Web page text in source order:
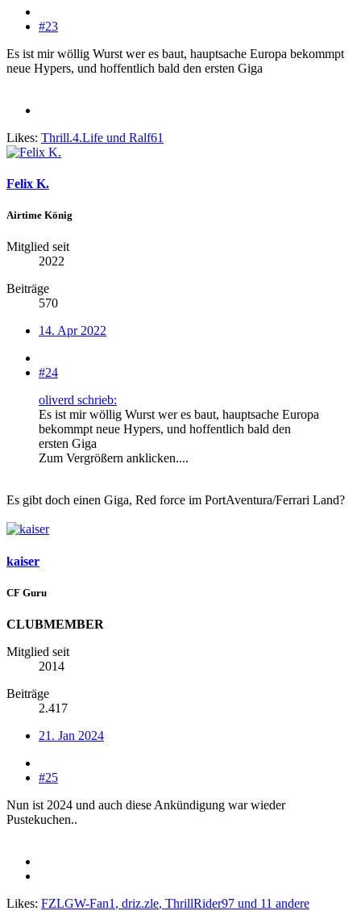
#23
Es ist mir wöllig Wurst wer es baut, hauptsache Europa bekommpt
neue Hypers, und hoffentlich bald den ersten Giga
Likes: Thrill.4.Life und Ralf61
Felix K.
Airtime König
Mitglied seit
2022
Beiträge
570
14. Apr 2022
#24
oliverd schrieb:
Es ist mir wöllig Wurst wer es baut, hauptsache Europa
bekommpt neue Hypers, und hoffentlich bald den
ersten Giga
Zum Vergrößern anklicken....
Es gibt doch einen Giga, Red force im PortAventura/Ferrari Land?
kaiser
CF Guru
CLUBMEMBER
Mitglied seit
2014
Beiträge
2.417
21. Jan 2024
#25
Nun ist 2024 und auch diese Ankündigung war wieder
Pustekuchen..
Likes: FZLGW-Fan1 , driz.zle, ThrillRider97 und 11 andere